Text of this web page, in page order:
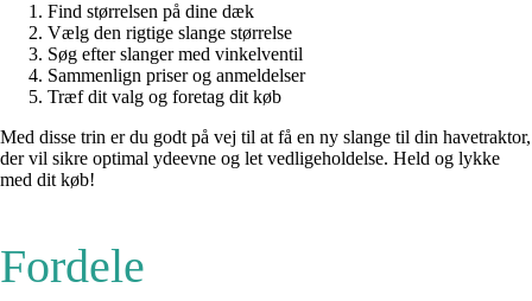
Find størrelsen på dine dæk
Vælg den rigtige slange størrelse
Søg efter slanger med vinkelventil
Sammenlign priser og anmeldelser
Træf dit valg og foretag dit køb
Med disse trin er du godt på vej til at få en ny slange til din havetraktor,
der vil sikre optimal ydeevne og let vedligeholdelse. Held og lykke
med dit køb!
Fordele